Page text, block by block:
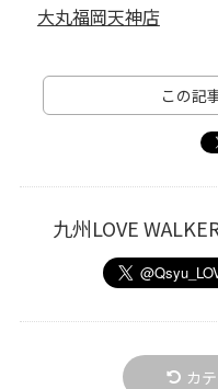
大丸福岡天神店
この記
九州LOVE
カ